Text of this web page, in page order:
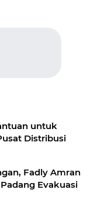
untuk
Distribusi
Fadly Amran
Evakuasi